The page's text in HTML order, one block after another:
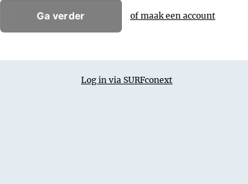
Ga verder of maak een account
Log in via SURFconext